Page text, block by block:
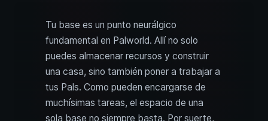
Tu base es un punto neurálgico
fundamental en Palworld. Allí no solo
puedes almacenar recursos y construir
una casa, sino también poner a trabajar a
tus Pals. Como pueden encargarse de
muchísimas tareas, el espacio de una
sola base no siempre basta. Por suerte,